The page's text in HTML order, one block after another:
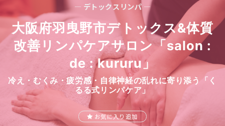
— デトックスリンパ —
大阪府羽曳野市デトックス&体質
改善リンパケアサロン「salon :
de : kururu」
冷え・むくみ・疲労感・自律神経の乱れに寄り添う「く
るる式リンパケア」
お気に入り追加